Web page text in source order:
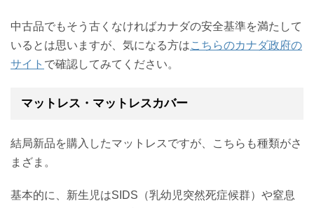
中古品でもそう古くなければカナダの安全基準を満たして
いるとは思いますが、気になる方はこちらのカナダ政府の
サイト で確認してみてください。
マットレス・マットレスカバー
結局新品を購入したマットレスですが、こちらも種類がさ
まざま。
基本的に、新生児はSIDS（乳幼児突然死症候群）や窒息